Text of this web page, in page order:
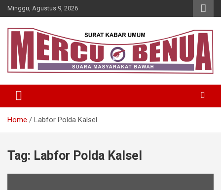
Skip
to
Minggu, Agustus 9, 2026
Mercu Benua
Home Labfor Polda Kalsel
Tag: Labfor Polda Kalsel